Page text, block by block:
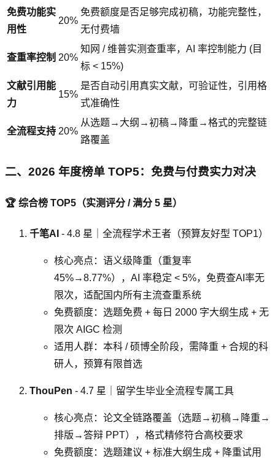
免费功能实
用性
20%
免费额度是否足够完成初稿，功能完整性，
无付费墙
查重率控制 20%
知网 / 维普实测查重率，AI 率控制能力 (目
标 < 15%)
文献引用能
力
15%
是否自动引用真实文献，可验证性，引用格
式准确性
全流程支持 20%
从选题→大纲→初稿→降重→格式的完整链
路覆盖
二、2026 年度榜单 TOP5：免费与付费实力对决
🏆 综合榜 TOP5（实测评分 / 满分 5 星）
千笔AI - 4.8 星｜全流程学术王者（预算友好型 TOP1）
核心亮点：语义级降重（重复率
45%→8.77%），AI 率稳定 < 5%，免费查AI率无
限次，适配国内所有主流查重系统
免费额度：选题免费 + 每日 2000 字大纲生成 + 无
限次 AIGC 检测
适用人群：本科 / 硕博全阶段，需降重 + 合规的科
研人，预算有限首选
ThouPen - 4.7 星｜留学生毕业全流程专属工具
核心亮点：论文全链路覆盖（选题→初稿→降重→
排版→答辩 PPT），格式精修符合高校要求
免费额度：选题建议 + 标准大纲生成 + 降重试用